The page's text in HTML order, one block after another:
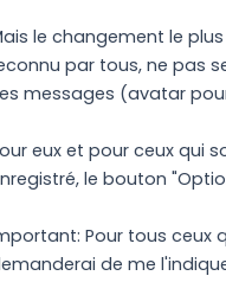
le changement le
par tous, ne pas
messages (avatar
eux et pour ceux qui
le bouton
Pour tous ceux
de me